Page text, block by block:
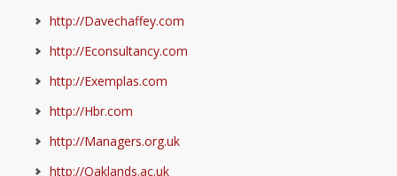
http://Davechaffey.com
http://Econsultancy.com
http://Exemplas.com
http://Hbr.com
http://Managers.org.uk
http://Oaklands.ac.uk